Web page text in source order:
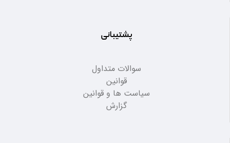
پشتیبانی
سوالات متداول
قوانین
سیاست ها و قوانین
گزارش